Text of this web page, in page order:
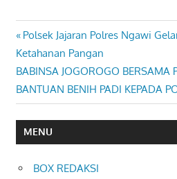
Navigasi
pos
Previous
Post:
Polsek Jajaran Polres Ngawi
Ketahanan Pangan
Next
Post:
BABINSA JOGOROGO BERSAMA
BANTUAN BENIH PADI KEPADA
MENU
BOX REDAKSI